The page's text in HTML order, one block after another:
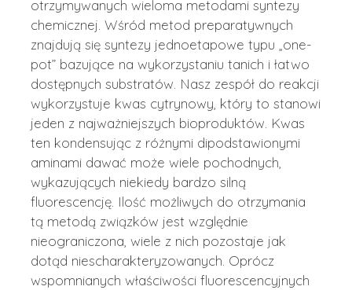
otrzymywanych wieloma metodami syntezy
chemicznej. Wśród metod preparatywnych
znajdują się syntezy jednoetapowe typu „one-
pot” bazujące na wykorzystaniu tanich i łatwo
dostępnych substratów. Nasz zespół do reakcji
wykorzystuje kwas cytrynowy, który to stanowi
jeden z najważniejszych bioproduktów. Kwas
ten kondensując z różnymi dipodstawionymi
aminami dawać może wiele pochodnych,
wykazujących niekiedy bardzo silną
fluorescencję. Ilość możliwych do otrzymania
tą metodą związków jest względnie
nieograniczona, wiele z nich pozostaje jak
dotąd niescharakteryzowanych. Oprócz
wspomnianych właściwości fluorescencyjnych